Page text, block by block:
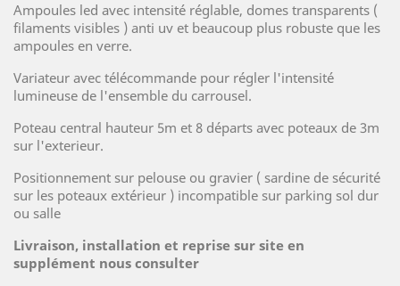
Ampoules led avec intensité réglable, domes transparents (
filaments visibles ) anti uv et beaucoup plus robuste que les
ampoules en verre.
Variateur avec télécommande pour régler l'intensité
lumineuse de l'ensemble du carrousel.
Poteau central hauteur 5m et 8 départs avec poteaux de 3m
sur l'exterieur.
Positionnement sur pelouse ou gravier ( sardine de sécurité
sur les poteaux extérieur ) incompatible sur parking sol dur
ou salle
Livraison, installation et reprise sur site en
supplément nous consulter